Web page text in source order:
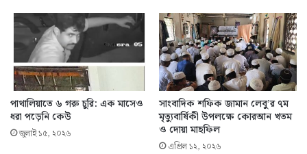
পাথালিয়াতে ৬ গরু চুরি: এক মাসেও
ধরা পড়েনি কেউ
জুলাই ১৫, ২০২৬
সাংবাদিক শফিক জামান লেবু’র ৭ম
মৃত্যুবার্ষিকী উপলক্ষে কোরআন খতম
ও দোয়া মাহফিল
এপ্রিল ১২, ২০২৬